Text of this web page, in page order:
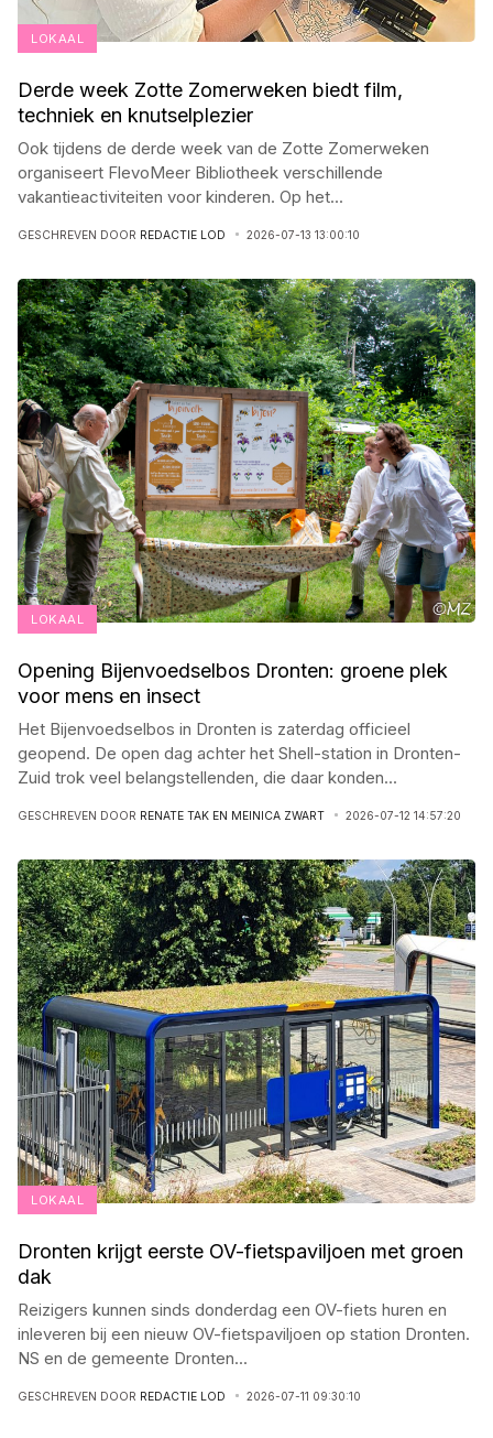
LOKAAL
Derde week Zotte Zomerweken biedt film,
techniek en knutselplezier
Ook tijdens de derde week van de Zotte Zomerweken
organiseert FlevoMeer Bibliotheek verschillende
vakantieactiviteiten voor kinderen. Op het...
GESCHREVEN DOOR REDACTIE LOD 2026-07-13 13:00:10
LOKAAL
Opening Bijenvoedselbos Dronten: groene plek
voor mens en insect
Het Bijenvoedselbos in Dronten is zaterdag officieel
geopend. De open dag achter het Shell-station in Dronten-
Zuid trok veel belangstellenden, die daar konden...
GESCHREVEN DOOR RENATE TAK EN MEINICA ZWART 2026-07-12 14:57:20
LOKAAL
Dronten krijgt eerste OV-fietspaviljoen met groen
dak
Reizigers kunnen sinds donderdag een OV-fiets huren en
inleveren bij een nieuw OV-fietspaviljoen op station Dronten.
NS en de gemeente Dronten...
GESCHREVEN DOOR REDACTIE LOD 2026-07-11 09:30:10